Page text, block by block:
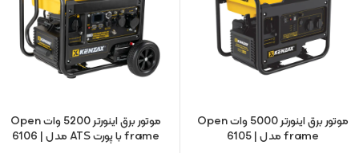
موتور برق اینورتر 5000 وات Open
frame مدل | 6105
موتور برق اینورتر 5200 وات Open
frame با پورت ATS مدل | 6106